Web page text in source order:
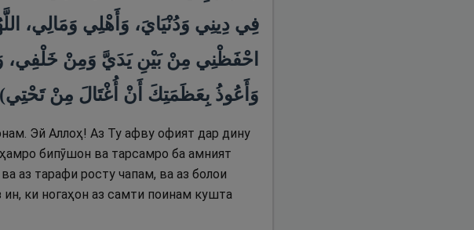
فِي دِينِي وَدُنْيَايَ، وَأَهْلِي وَمَالِي،
احْفَظْنِي مِنْ بَيْنِ يَدَيَّ وَمِنْ
وَأَعُوذُ بِعَظَمَتِكَ أَنْ أُغْتَالَ مِنْ تَحْتِي)
Эй Аллоҳ! Аз Ту афву офият дар дину
бипӯшон ва тарсамро ба амният
аз тарафи росту чапам, ва аз болои
ки ногаҳон аз самти поинам кушта